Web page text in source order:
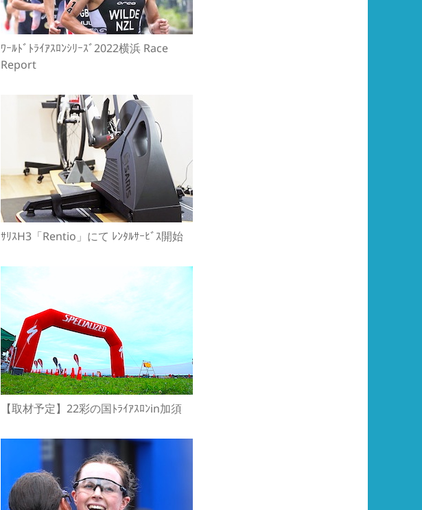
ﾜｰﾙﾄﾞﾄﾗｲｱｽﾛﾝｼﾘｰｽﾞ2022横浜 Race
Report
ｻﾘｽH3「Rentio」にて ﾚﾝﾀﾙｻｰﾋﾞｽ開始
【取材予定】22彩の国ﾄﾗｲｱｽﾛﾝin加須